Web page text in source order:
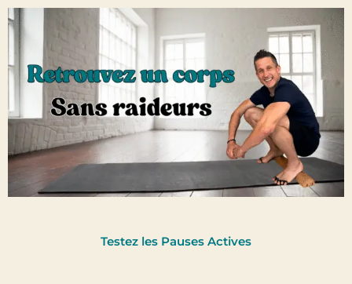
Testez les Pauses Actives